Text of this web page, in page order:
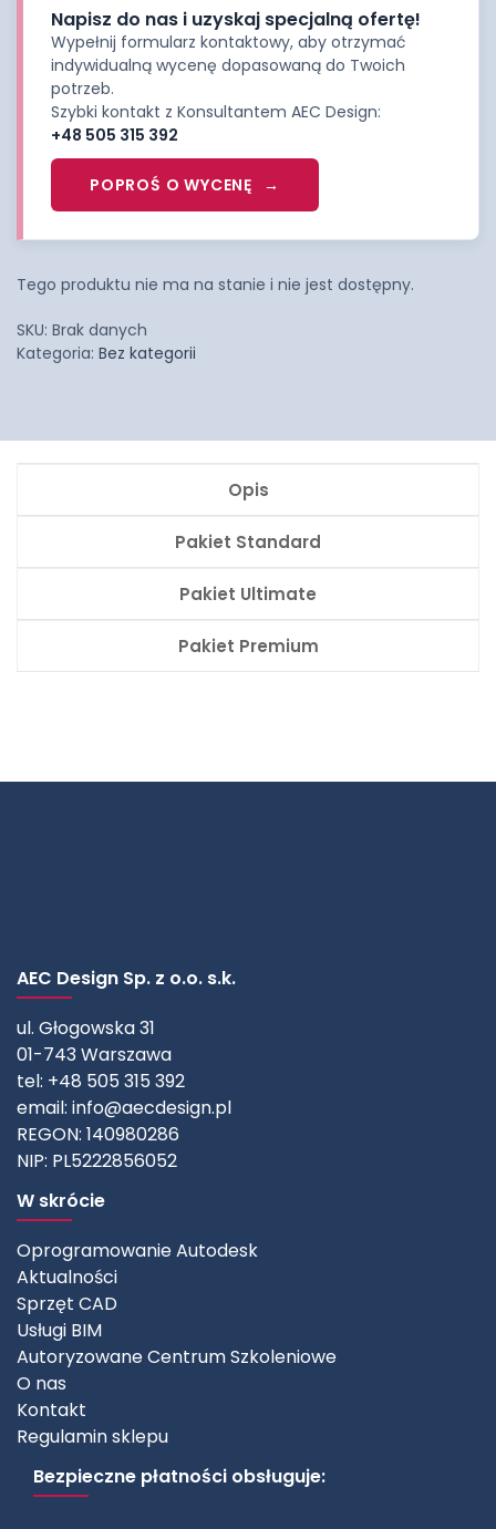
Napisz do nas i uzyskaj specjalną ofertę!
Wypełnij formularz kontaktowy, aby otrzymać
indywidualną wycenę dopasowaną do Twoich
potrzeb.
Szybki kontakt z Konsultantem AEC Design:
+48 505 315 392
POPROŚ O WYCENĘ
Tego produktu nie ma na stanie i nie jest dostępny.
SKU: Brak danych
Kategoria: Bez kategorii
Opis
Pakiet Standard
Pakiet Ultimate
Pakiet Premium
AEC Design Sp. z o.o. s.k.
ul. Głogowska 31
01-743 Warszawa
tel: +48 505 315 392
email: info@aecdesign.pl
REGON: 140980286
NIP: PL5222856052
W skrócie
Oprogramowanie Autodesk
Aktualności
Sprzęt CAD
Usługi BIM
Autoryzowane Centrum Szkoleniowe
O nas
Kontakt
Regulamin sklepu
Bezpieczne płatności obsługuje: